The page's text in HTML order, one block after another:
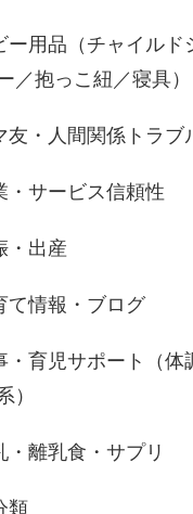
ー用品（チャイルド
／抱っこ紐／寝具）
友・人間関係トラブ
・サービス信頼性
・出産
育て情報・
・育児サポート（体
）
・離乳食・サプリ
類